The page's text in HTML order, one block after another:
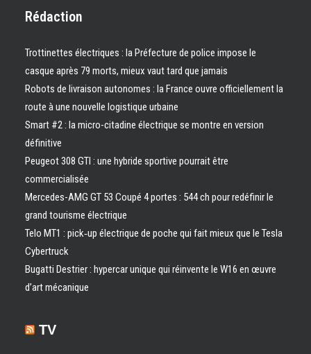
Rédaction
Trottinettes électriques : la Préfecture de police impose le
casque après 79 morts, mieux vaut tard que jamais
Robots de livraison autonomes : la France ouvre officiellement la
route à une nouvelle logistique urbaine
Smart #2 : la micro-citadine électrique se montre en version
définitive
Peugeot 308 GTI : une hybride sportive pourrait être
commercialisée
Mercedes-AMG GT 53 Coupé 4 portes : 544 ch pour redéfinir le
grand tourisme électrique
Telo MT1 : pick‑up électrique de poche qui fait mieux que le Tesla
Cybertruck
Bugatti Destrier : hypercar unique qui réinvente le W16 en œuvre
d’art mécanique
TV